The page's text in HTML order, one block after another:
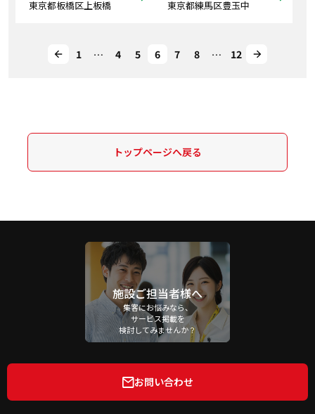
東京都板橋区上板橋
東京都練馬区豊玉中
1 … 4 5 6 7 8 … 12
トップページへ戻る
施設ご担当者様へ
集客にお悩みなら、
サービス掲載を
検討してみませんか？
お問い合わせ